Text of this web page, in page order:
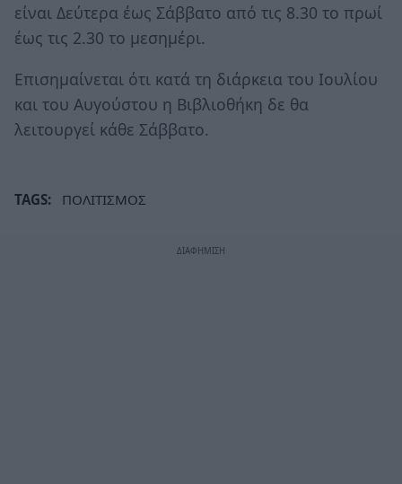
είναι Δεύτερα έως Σάββατο από τις 8.30 το πρωί
έως τις 2.30 το μεσημέρι.
Επισημαίνεται ότι κατά τη διάρκεια του Ιουλίου
και του Αυγούστου η Βιβλιοθήκη δε θα
λειτουργεί κάθε Σάββατο.
TAGS: ΠΟΛΙΤΙΣΜΟΣ